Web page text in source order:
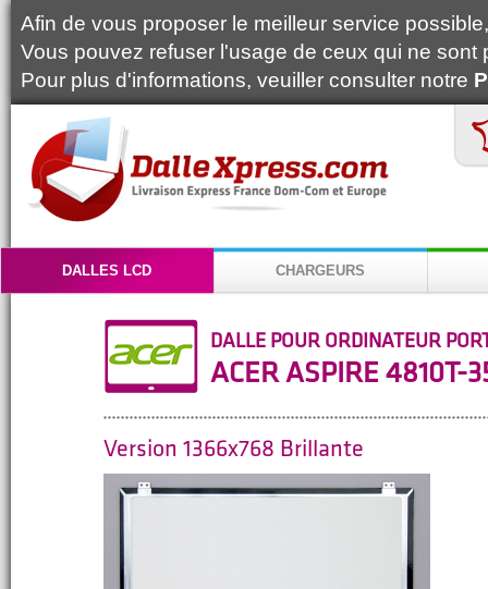
Afin de vous proposer le meilleur service
Vous pouvez refuser l'usage de ceux qui ne
Pour plus d'informations, veuiller consulter notre
DALLES LCD CHARGEURS
DALLE POUR ORDINATEUR
ACER ASPIRE 4810T-
Version 1366x768 Brillante